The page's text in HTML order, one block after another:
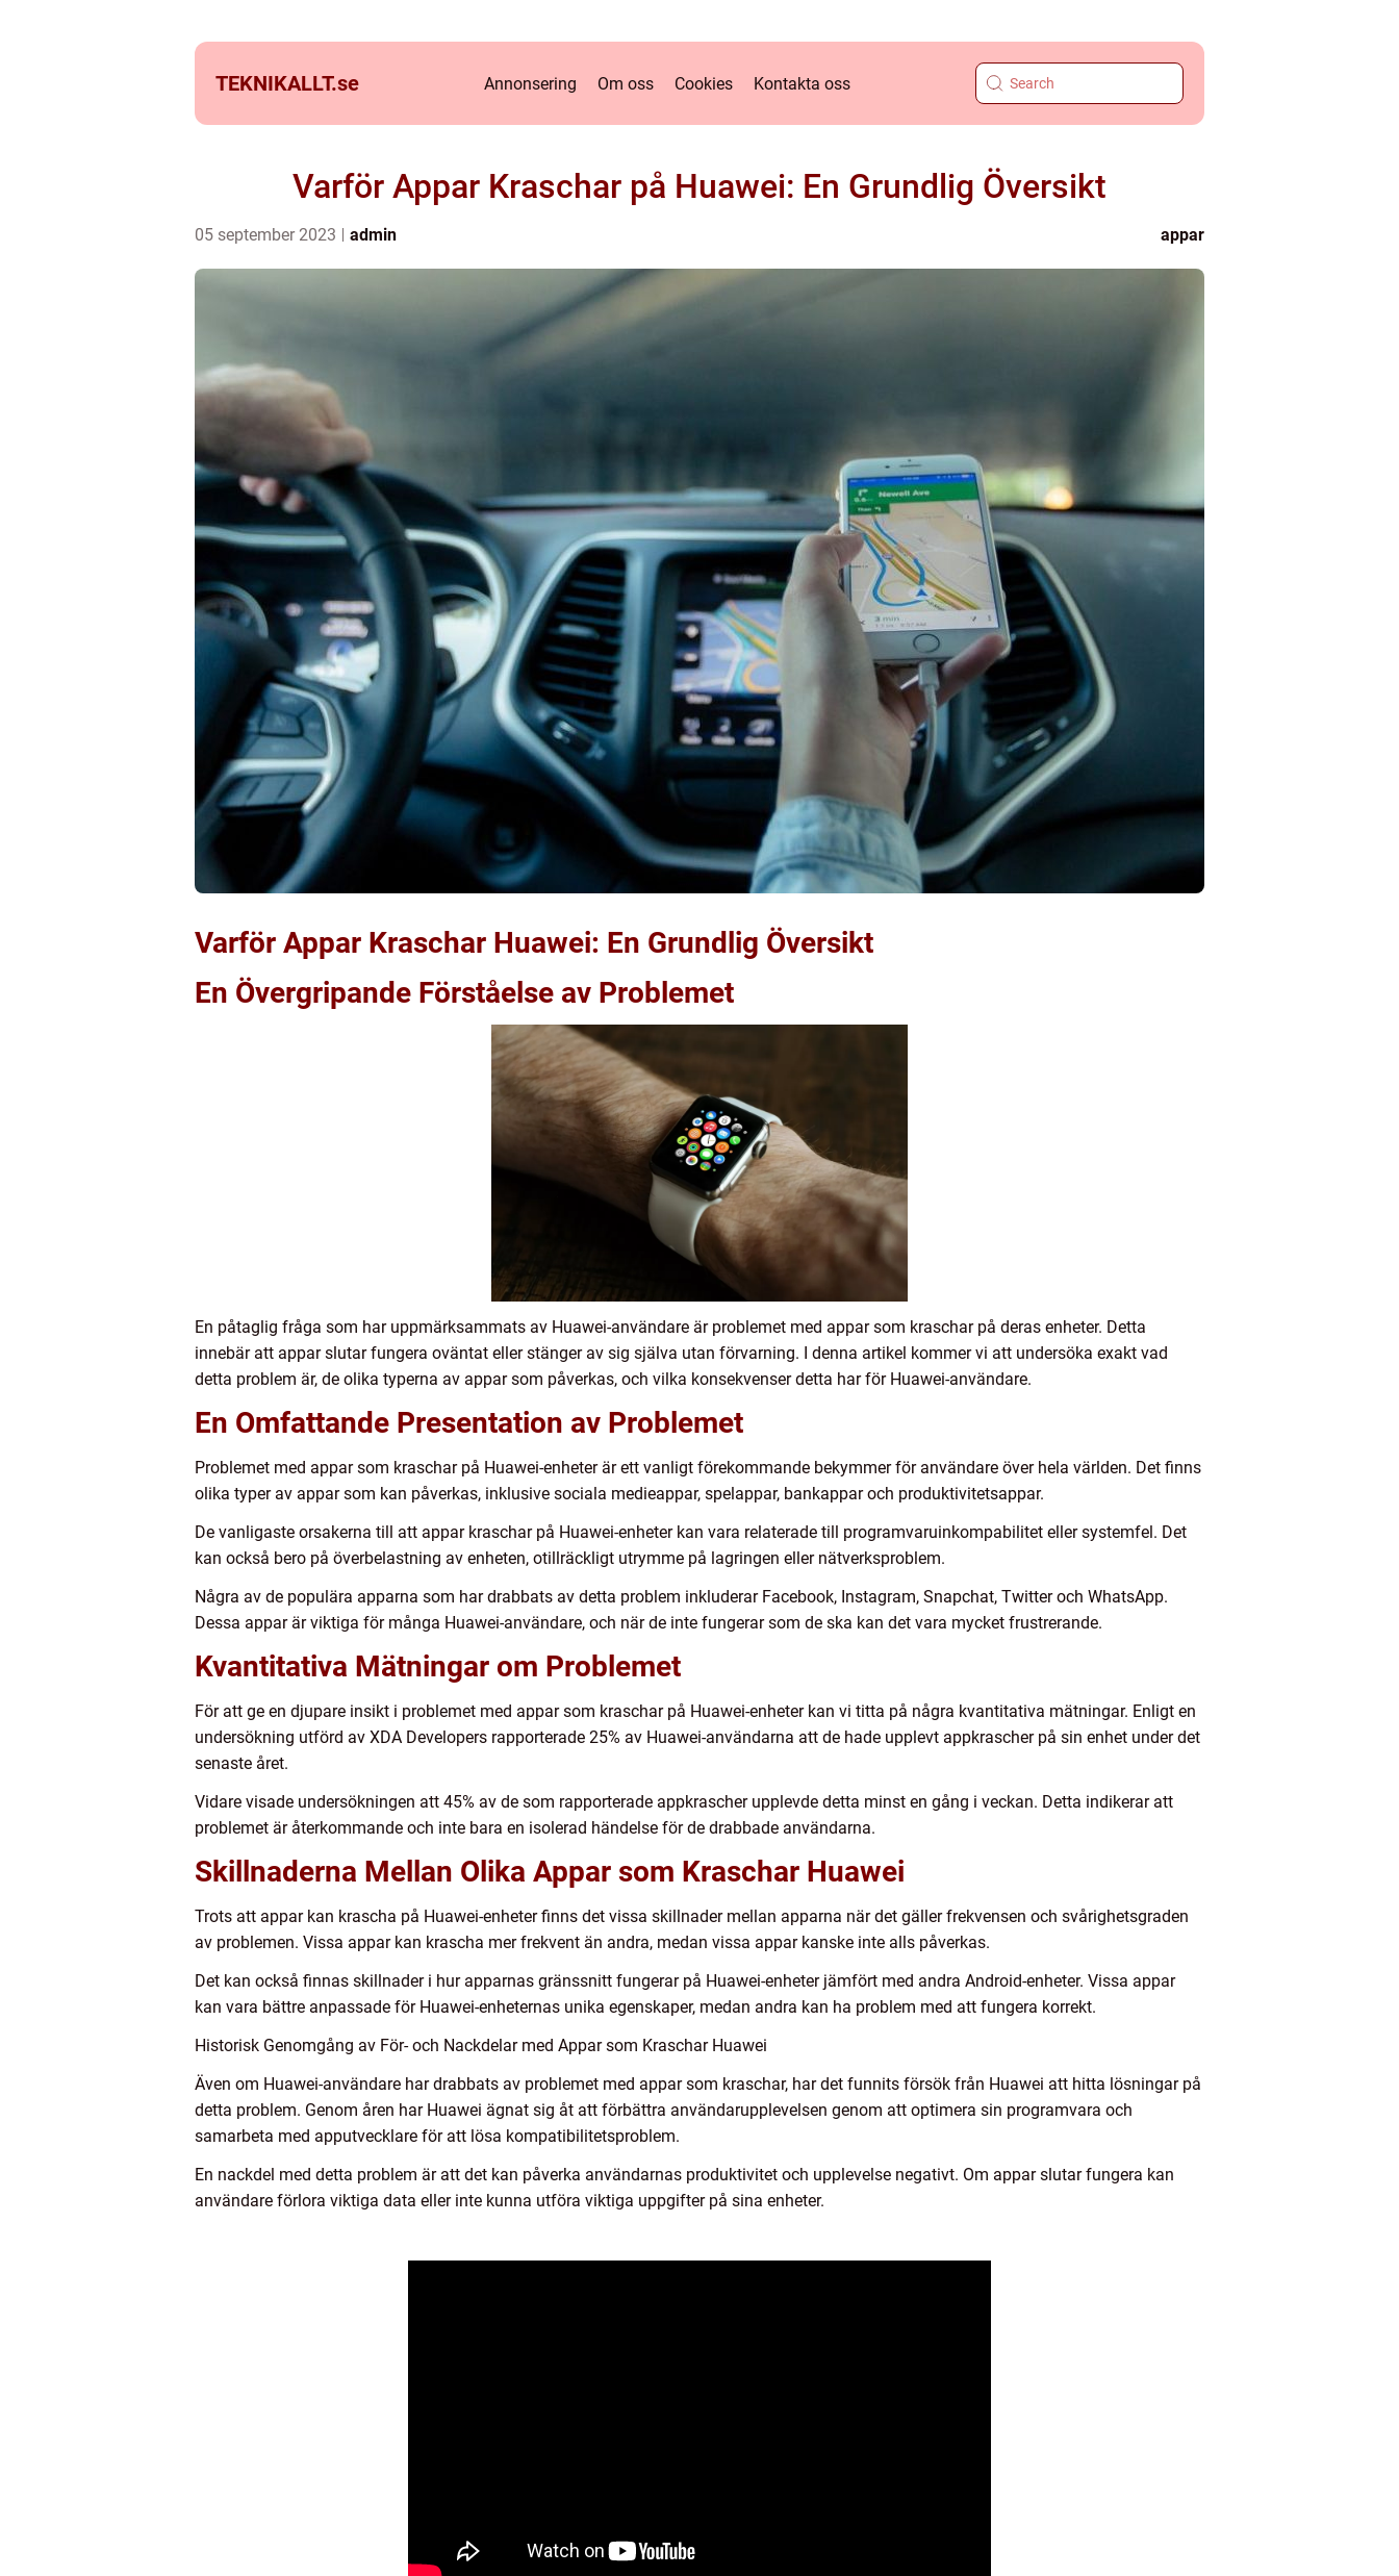
TEKNIKALLT.se Annonsering Om oss Cookies Kontakta oss
Varför Appar Kraschar på Huawei: En Grundlig Översikt
05 september 2023 admin appar
Varför Appar Kraschar Huawei: En Grundlig Översikt
En Övergripande Förståelse av Problemet
En påtaglig fråga som har uppmärksammats av Huawei-användare är problemet med appar som kraschar på deras enheter. Detta
innebär att appar slutar fungera oväntat eller stänger av sig själva utan förvarning. I denna artikel kommer vi att undersöka exakt vad
detta problem är, de olika typerna av appar som påverkas, och vilka konsekvenser detta har för Huawei-användare.
En Omfattande Presentation av Problemet
Problemet med appar som kraschar på Huawei-enheter är ett vanligt förekommande bekymmer för användare över hela världen. Det finns
olika typer av appar som kan påverkas, inklusive sociala medieappar, spelappar, bankappar och produktivitetsappar.
De vanligaste orsakerna till att appar kraschar på Huawei-enheter kan vara relaterade till programvaruinkompabilitet eller systemfel. Det
kan också bero på överbelastning av enheten, otillräckligt utrymme på lagringen eller nätverksproblem.
Några av de populära apparna som har drabbats av detta problem inkluderar Facebook, Instagram, Snapchat, Twitter och WhatsApp.
Dessa appar är viktiga för många Huawei-användare, och när de inte fungerar som de ska kan det vara mycket frustrerande.
Kvantitativa Mätningar om Problemet
För att ge en djupare insikt i problemet med appar som kraschar på Huawei-enheter kan vi titta på några kvantitativa mätningar. Enligt en
undersökning utförd av XDA Developers rapporterade 25% av Huawei-användarna att de hade upplevt appkrascher på sin enhet under det
senaste året.
Vidare visade undersökningen att 45% av de som rapporterade appkrascher upplevde detta minst en gång i veckan. Detta indikerar att
problemet är återkommande och inte bara en isolerad händelse för de drabbade användarna.
Skillnaderna Mellan Olika Appar som Kraschar Huawei
Trots att appar kan krascha på Huawei-enheter finns det vissa skillnader mellan apparna när det gäller frekvensen och svårighetsgraden
av problemen. Vissa appar kan krascha mer frekvent än andra, medan vissa appar kanske inte alls påverkas.
Det kan också finnas skillnader i hur apparnas gränssnitt fungerar på Huawei-enheter jämfört med andra Android-enheter. Vissa appar
kan vara bättre anpassade för Huawei-enheternas unika egenskaper, medan andra kan ha problem med att fungera korrekt.
Historisk Genomgång av För- och Nackdelar med Appar som Kraschar Huawei
Även om Huawei-användare har drabbats av problemet med appar som kraschar, har det funnits försök från Huawei att hitta lösningar på
detta problem. Genom åren har Huawei ägnat sig åt att förbättra användarupplevelsen genom att optimera sin programvara och
samarbeta med apputvecklare för att lösa kompatibilitetsproblem.
En nackdel med detta problem är att det kan påverka användarnas produktivitet och upplevelse negativt. Om appar slutar fungera kan
användare förlora viktiga data eller inte kunna utföra viktiga uppgifter på sina enheter.